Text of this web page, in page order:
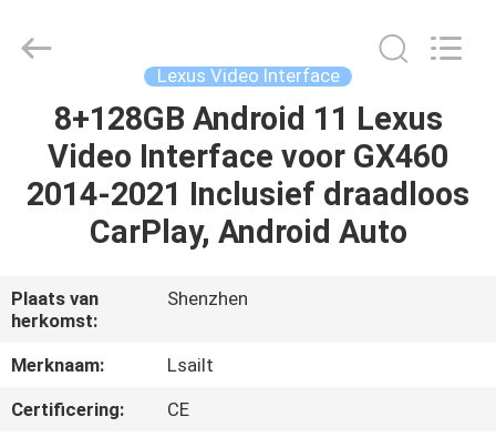
HUIS
PRODUCTEN
ONGEVEER
ONS
Automobile
Electron
Lexus Video Interface
8+128GB Android 11 Lexus
Video Interface voor GX460
2014-2021 Inclusief draadloos
CarPlay, Android Auto
Plaats van
herkomst:
Shenzhen
Merknaam:
Lsailt
Certificering:
CE